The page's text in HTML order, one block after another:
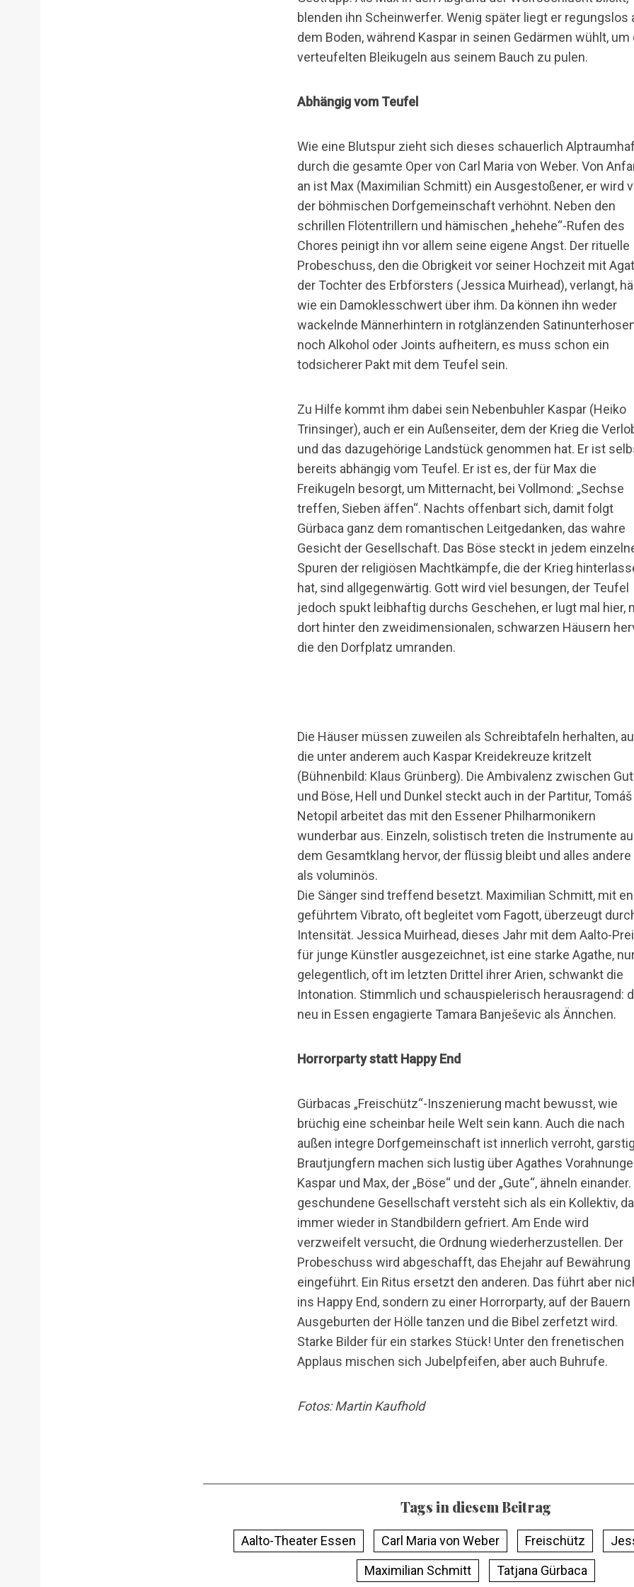
blenden ihn Scheinwerfer. Wenig später liegt er regungslos
dem Boden, während Kaspar in seinen Gedärmen wühlt, um
verteufelten Bleikugeln aus seinem Bauch zu pulen.
Abhängig vom Teufel
Wie eine Blutspur zieht sich dieses schauerlich
durch die gesamte Oper von Carl Maria von Weber. Von
an ist Max (Maximilian Schmitt) ein Ausgestoßener, er wird
der böhmischen Dorfgemeinschaft verhöhnt. Neben den
schrillen Flötentrillern und hämischen „hehehe“-Rufen des
Chores peinigt ihn vor allem seine eigene Angst. Der rituelle
Probeschuss, den die Obrigkeit vor seiner Hochzeit mit
der Tochter des Erbförsters (Jessica Muirhead), verlangt,
wie ein Damoklesschwert über ihm. Da können ihn weder
wackelnde Männerhintern in rotglänzenden
noch Alkohol oder Joints aufheitern, es muss schon ein
todsicherer Pakt mit dem Teufel sein.
Zu Hilfe kommt ihm dabei sein Nebenbuhler Kaspar (Heiko
Trinsinger), auch er ein Außenseiter, dem der Krieg die
und das dazugehörige Landstück genommen hat. Er ist
bereits abhängig vom Teufel. Er ist es, der für Max die
Freikugeln besorgt, um Mitternacht, bei Vollmond: „Sechse
treffen, Sieben äffen“. Nachts offenbart sich, damit folgt
Gürbaca ganz dem romantischen Leitgedanken, das wahre
Gesicht der Gesellschaft. Das Böse steckt in jedem
Spuren der religiösen Machtkämpfe, die der Krieg
hat, sind allgegenwärtig. Gott wird viel besungen, der Teufel
jedoch spukt leibhaftig durchs Geschehen, er lugt mal hier,
dort hinter den zweidimensionalen, schwarzen Häusern
die den Dorfplatz umranden.
Die Häuser müssen zuweilen als Schreibtafeln herhalten,
die unter anderem auch Kaspar Kreidekreuze kritzelt
(Bühnenbild: Klaus Grünberg). Die Ambivalenz zwischen Gut
und Böse, Hell und Dunkel steckt auch in der Partitur, Tomáš
Netopil arbeitet das mit den Essener Philharmonikern
wunderbar aus. Einzeln, solistisch treten die Instrumente
dem Gesamtklang hervor, der flüssig bleibt und alles
als voluminös.
Die Sänger sind treffend besetzt. Maximilian Schmitt, mit
geführtem Vibrato, oft begleitet vom Fagott, überzeugt
Intensität. Jessica Muirhead, dieses Jahr mit dem Aalto-
für junge Künstler ausgezeichnet, ist eine starke Agathe,
gelegentlich, oft im letzten Drittel ihrer Arien, schwankt die
Intonation. Stimmlich und schauspielerisch herausragend:
neu in Essen engagierte Tamara Banješevic als Ännchen.
Horrorparty statt Happy End
Gürbacas „Freischütz“-Inszenierung macht bewusst, wie
brüchig eine scheinbar heile Welt sein kann. Auch die nach
außen integre Dorfgemeinschaft ist innerlich verroht,
Brautjungfern machen sich lustig über Agathes
Kaspar und Max, der „Böse“ und der „Gute“, ähneln einander.
geschundene Gesellschaft versteht sich als ein Kollektiv,
immer wieder in Standbildern gefriert. Am Ende wird
verzweifelt versucht, die Ordnung wiederherzustellen. Der
Probeschuss wird abgeschafft, das Ehejahr auf Bewährung
eingeführt. Ein Ritus ersetzt den anderen. Das führt aber
ins Happy End, sondern zu einer Horrorparty, auf der
Ausgeburten der Hölle tanzen und die Bibel zerfetzt wird.
Starke Bilder für ein starkes Stück! Unter den frenetischen
Applaus mischen sich Jubelpfeifen, aber auch Buhrufe.
Fotos: Martin Kaufhold
Tags in diesem Beitrag
Aalto-Theater Essen Carl Maria von Weber Freischütz
Maximilian Schmitt
Tatjana Gürbaca